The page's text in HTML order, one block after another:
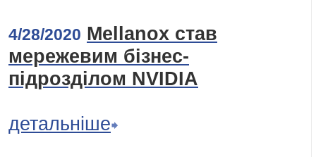
4/28/2020 Mellanox став
мережевим бізнес-
підрозділом NVIDIA
детальніше